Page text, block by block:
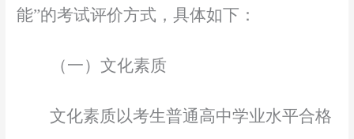
能”的考试评价方式，具体如下：
（一）文化素质
文化素质以考生普通高中学业水平合格